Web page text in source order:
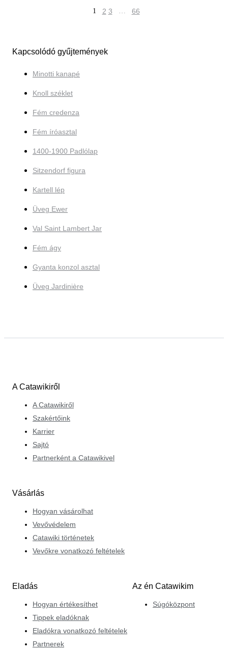
1 2 3 … 66
Kapcsolódó gyűjtemények
Minotti kanapé
Knoll széklet
Fém credenza
Fém íróasztal
1400-1900 Padlólap
Sitzendorf figura
Kartell lép
Üveg Ewer
Val Saint Lambert Jar
Fém ágy
Gyanta konzol asztal
Üveg Jardinière
A Catawikiről
A Catawikiről
Szakértőink
Karrier
Sajtó
Partnerként a Catawikivel
Vásárlás
Hogyan vásárolhat
Vevővédelem
Catawiki történetek
Vevőkre vonatkozó feltételek
Eladás
Hogyan értékesíthet
Tippek eladóknak
Eladókra vonatkozó feltételek
Partnerek
Az én Catawikim
Súgóközpont